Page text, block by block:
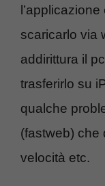
scaricarlo via
addirittura il
trasferirlo su
qualche
(fastweb) che
velocità etc.